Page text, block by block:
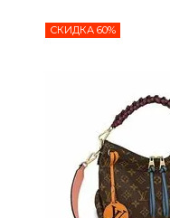
СКИДКА 60%